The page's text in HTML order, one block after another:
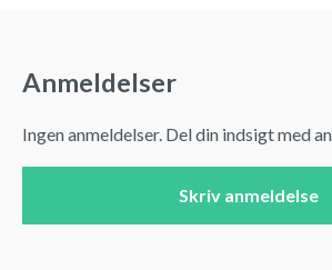
Anmeldelser
Ingen anmeldelser. Del din indsigt med
Skriv anmeldelse